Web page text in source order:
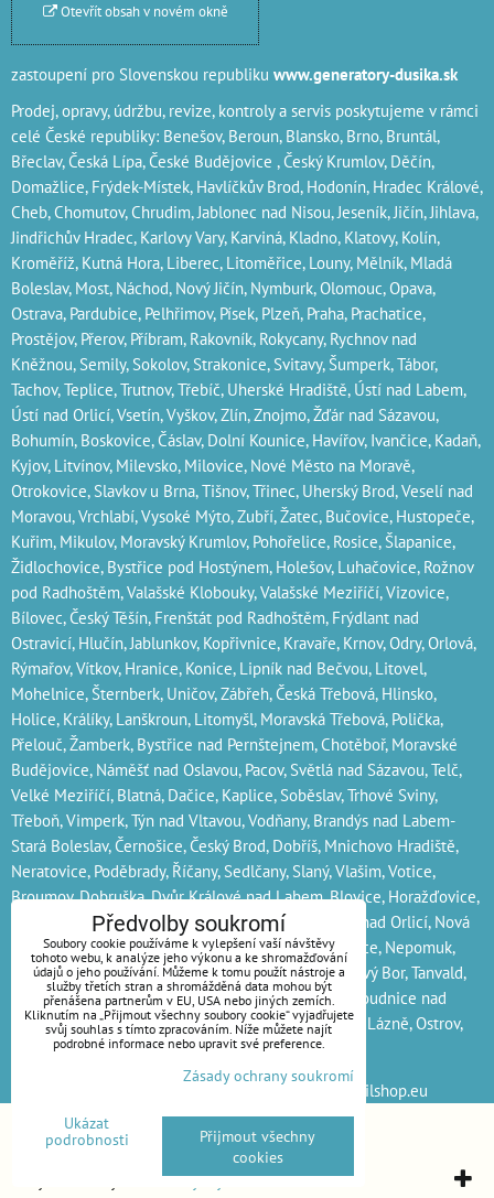
Otevřít obsah v novém okně
zastoupení pro Slovenskou republiku www.generatory-dusika.sk
Prodej, opravy, údržbu, revize, kontroly a servis poskytujeme v rámci
celé České republiky: Benešov, Beroun, Blansko, Brno, Bruntál,
Břeclav, Česká Lípa‎, České Budějovice‎ , Český Krumlov‎, Děčín‎,
Domažlice‎, Frýdek-Místek‎, Havlíčkův Brod‎, Hodonín, Hradec Králové‎,
Cheb‎, Chomutov‎, Chrudim‎, Jablonec nad Nisou‎, Jeseník‎, Jičín‎, Jihlava,
Jindřichův Hradec‎, Karlovy Vary‎, Karviná‎, Kladno‎, Klatovy‎, Kolín‎,
Kroměříž‎, Kutná Hora‎, Liberec‎, Litoměřice‎, Louny‎, Mělník‎, Mladá
Boleslav‎, Most‎, Náchod‎, Nový Jičín‎, Nymburk‎, Olomouc‎, Opava,
Ostrava‎, Pardubice‎, Pelhřimov‎, Písek‎‎, Plzeň‎‎‎, Praha‎, Prachatice‎,
Prostějov‎, Přerov‎, Příbram‎, Rakovník‎, Rokycany, Rychnov nad
Kněžnou, Semily‎, Sokolov‎, Strakonice, Svitavy, Šumperk, Tábor,
Tachov, Teplice, Trutnov‎, Třebíč, Uherské Hradiště, Ústí nad Labem‎,
Ústí nad Orlicí‎, Vsetín, Vyškov, Zlín, Znojmo, Žďár nad Sázavou,
Bohumín, Boskovice‎, Čáslav‎, Dolní Kounice‎, Havířov‎, Ivančice‎, Kadaň,
Kyjov, Litvínov‎, Milevsko‎, Milovice‎, Nové Město na Moravě‎,
Otrokovice‎‎, Slavkov u Brna‎, Tišnov‎, Třinec‎, Uherský Brod‎, Veselí nad
Moravou‎, Vrchlabí‎, Vysoké Mýto‎, Zubří‎, Žatec‎, Bučovice, Hustopeče,
Kuřim, Mikulov, Moravský Krumlov, Pohořelice, Rosice, Šlapanice,
Židlochovice, Bystřice pod Hostýnem, Holešov, Luhačovice, Rožnov
pod Radhoštěm, Valašské Klobouky, Valašské Meziříčí, Vizovice,
Bílovec, Český Těšín, Frenštát pod Radhoštěm, Frýdlant nad
Ostravicí, Hlučín, Jablunkov, Kopřivnice, Kravaře, Krnov, Odry, Orlová,
Rýmařov, Vítkov, Hranice, Konice, Lipník nad Bečvou, Litovel,
Mohelnice, Šternberk, Uničov, Zábřeh, Česká Třebová, Hlinsko,
Holice, Králíky, Lanškroun, Litomyšl, Moravská Třebová, Polička,
Přelouč, Žamberk, Bystřice nad Pernštejnem, Chotěboř, Moravské
Budějovice, Náměšť nad Oslavou, Pacov, Světlá nad Sázavou, Telč,
Velké Meziříčí, Blatná, Dačice, Kaplice, Soběslav, Trhové Sviny,
Třeboň, Vimperk, Týn nad Vltavou, Vodňany, Brandýs nad Labem-
Stará Boleslav, Černošice, Český Brod, Dobříš, Mnichovo Hradiště,
Neratovice, Poděbrady, Říčany, Sedlčany, Slaný, Vlašim, Votice,
Broumov, Dobruška, Dvůr Králové nad Labem, Blovice, Horažďovice,
Horšovský Týn, Hořovice, Hořice, Jaroměř, Kostelec nad Orlicí, Nová
Paka, Nové Město nad Metují, Nový Bydžov, Kralovice, Nepomuk,
Nýřany, Přeštice, Stod, Stříbro, Sušice, Jilemnice, Nový Bor, Tanvald,
Turnov, Železný Brod, Bílina, Lovosice, Podbořany, Roudnice nad
Labem, Rumburk, Varnsdorf, Aš, Kraslice, Mariánské Lázně, Ostrov,
Kralupy nad Vltavou a Lysá nad Labemkompresory
Sledujte nás na sociálních sítích:
Melds.eu
webmailshop.eu
Předvolby soukromí
Zásady ochrany soukromí
Vytvořeno systémem:ByznysWeb.cz
Předvolby soukromí
Soubory cookie používáme k vylepšení vaší návštěvy
tohoto webu, k analýze jeho výkonu a ke shromažďování
údajů o jeho používání. Můžeme k tomu použít nástroje a
služby třetích stran a shromážděná data mohou být
přenášena partnerům v EU, USA nebo jiných zemích.
Kliknutím na „Přijmout všechny soubory cookie“ vyjadřujete
svůj souhlas s tímto zpracováním. Níže můžete najít
podrobné informace nebo upravit své preference.
Zásady ochrany soukromí
Ukázat
podrobnosti
Přijmout všechny
cookies